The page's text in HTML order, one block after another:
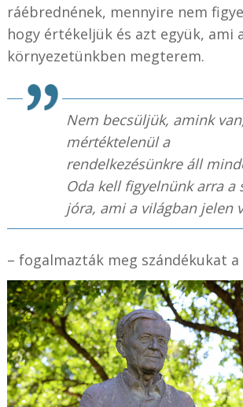
ráébrednének, mennyire nem
hogy értékeljük és azt együk, ami
környezetünkben megterem.
Nem becsüljük, amink
mértéktelenül a
rendelkezésünkre áll
Oda kell figyelnünk arra a
jóra, ami a világban jelen
– fogalmazták meg szándékukat a